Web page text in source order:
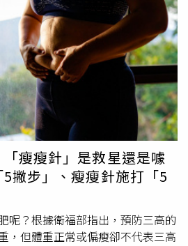
，避免因價格便宜而忽略潛在風
，也病得很重。」由於伊波拉病毒
安排他躺入一個特殊透明隔離艙內
裝置大小「約像一具棺材」，目的
中暴露於病毒風險。根據邁爾說
福曾替一名33歲、因劇烈腹痛送醫
療團隊原本懷疑病患是
膽囊感染，
，斯塔福在手術中發現患者膽囊並
合傷口。不料病患隔天即告不治。
檢測前就已下葬，醫療團隊事後才
波拉病毒感染。幾天後，斯塔福本
、發燒、肌肉痠痛、疲倦及噁心
隔離，並於週日檢測確認感染伊波
一位相當謹慎的專業醫師，每次執
無菌手術袍、手套、帽子及護目裝
瘦瘦針」是救星還是噱
撇步」、瘦瘦針施打「5
呢？根據衛福部指出，預防三高的
，但體重正常或偏瘦卻不代表三高